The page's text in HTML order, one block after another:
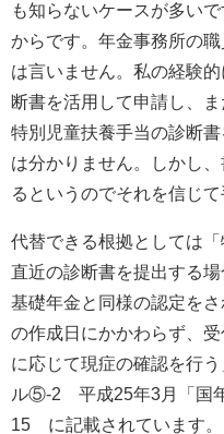
も知らないケースが多い
からです。年金事務所の
は言いません。私の経験
断書を活用して申請し、
特別児童扶養手当の診断
は分かりません。しかし
るというのでそれを信じ
代替できる根拠としては
直近の診断書を提出する
基礎年金と同様の認定を
の作成日にかかわらず、
に応じて現症の確認を行
ル⑤-2 平成25年3 月「
15 に記載されています。